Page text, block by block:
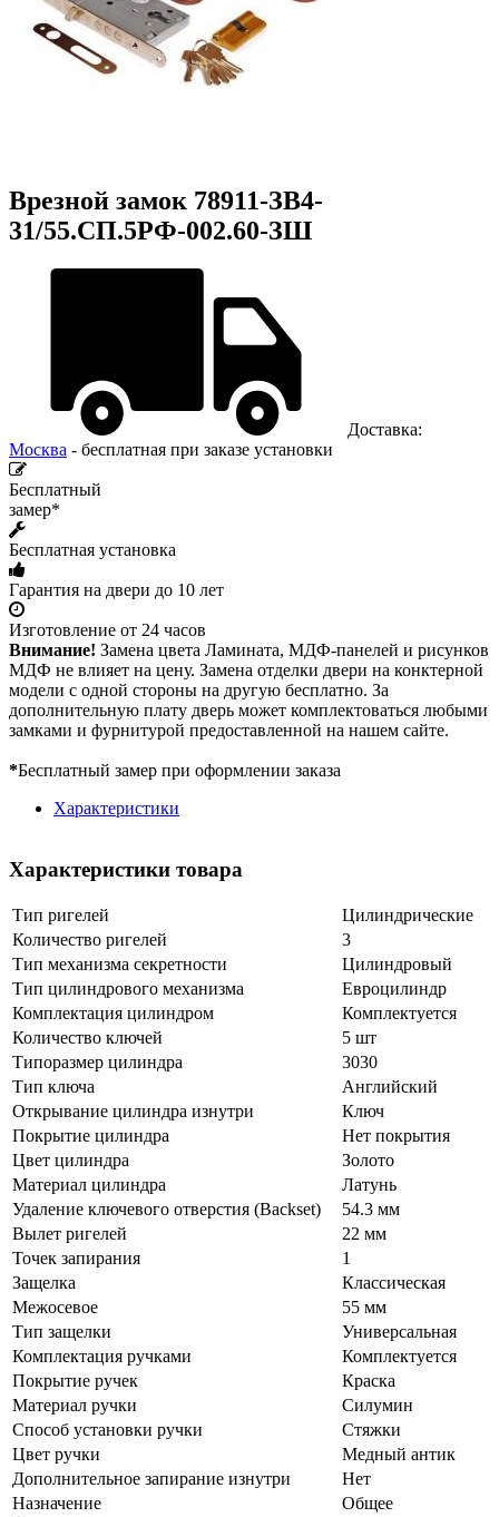
Врезной замок 78911-ЗВ4-
31/55.СП.5РФ-002.60-ЗШ
Доставка:
Москва - бесплатная при заказе установки
Бесплатный
замер*
Бесплатная установка
Гарантия на двери до 10 лет
Изготовление от 24 часов
Внимание! Замена цвета Ламината, МДФ-панелей и рисунков
МДФ не влияет на цену. Замена отделки двери на конктерной
модели с одной стороны на другую бесплатно. За
дополнительную плату дверь может комплектоваться любыми
замками и фурнитурой предоставленной на нашем сайте.
*Бесплатный замер при оформлении заказа
Характеристики
Характеристики товара
Тип ригелей
Цилиндрические
Количество ригелей
3
Тип механизма секретности
Цилиндровый
Тип цилиндрового механизма
Евроцилиндр
Комплектация цилиндром
Комплектуется
Количество ключей
5 шт
Типоразмер цилиндра
3030
Тип ключа
Английский
Открывание цилиндра изнутри
Ключ
Покрытие цилиндра
Нет покрытия
Цвет цилиндра
Золото
Материал цилиндра
Латунь
Удаление ключевого отверстия (Backset)
54.3 мм
Вылет ригелей
22 мм
Точек запирания
1
Защелка
Классическая
Межосевое
55 мм
Тип защелки
Универсальная
Комплектация ручками
Комплектуется
Покрытие ручек
Краска
Материал ручки
Силумин
Способ установки ручки
Стяжки
Цвет ручки
Медный антик
Дополнительное запирание изнутри
Нет
Назначение
Общее